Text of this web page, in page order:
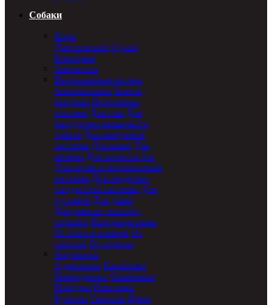
Собаки
Корм
Диетический Сухой
Консервы
Лакомства
Ветеринарная аптека
Антибиотики Бинты,
бандажи Воротники,
попоны Для глаз Для
желудочно-кишечного
тракта Для иммунной
системы Для кожи Для
печени Для полости рта
Для почек и мочеполовой
системы Для сердечно-
сосудистой системы Для
суставов Для ушей
Документы: паспорт,
справки Контрацептивы
От блох и клещей От
глистов От стресса
Амуниция
Адресники Карабины
Намордники Ошейники
Поводки Ринговки
Рулетки Свистки Цепи